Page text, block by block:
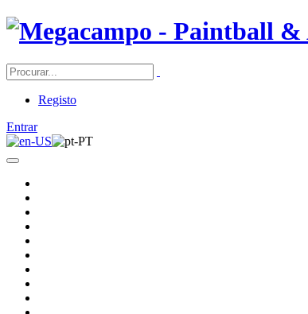
Registo
Entrar